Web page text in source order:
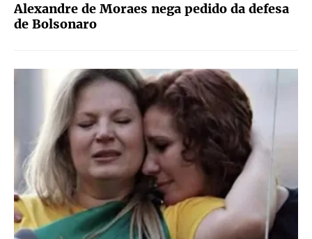
Alexandre de Moraes nega pedido da defesa
de Bolsonaro